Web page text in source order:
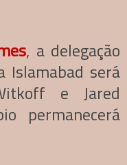
, a delegação
Islamabad será
e Jared
permanecerá